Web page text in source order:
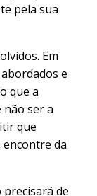
pela sua
Em
e
que a
ser a
que
encontre da
de